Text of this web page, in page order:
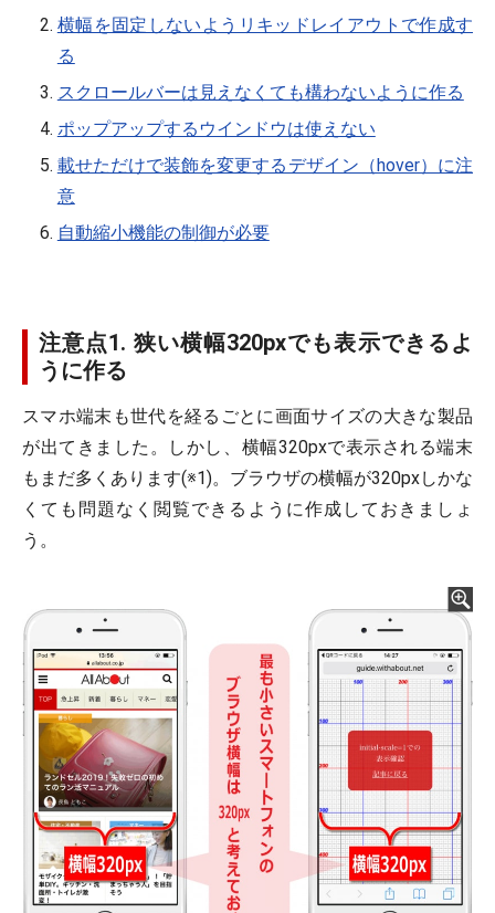
横幅を固定しないようリキッドレイアウトで作成す
る
スクロールバーは見えなくても構わないように作る
ポップアップするウインドウは使えない
載せただけで装飾を変更するデザイン（hover）に注
意
自動縮小機能の制御が必要
注意点1. 狭い横幅320pxでも表示できるよ
うに作る
スマホ端末も世代を経るごとに画面サイズの大きな製品
が出てきました。しかし、横幅320pxで表示される端末
もまだ多くあります(※1)。ブラウザの横幅が320pxしかな
くても問題なく閲覧できるように作成しておきましょ
う。